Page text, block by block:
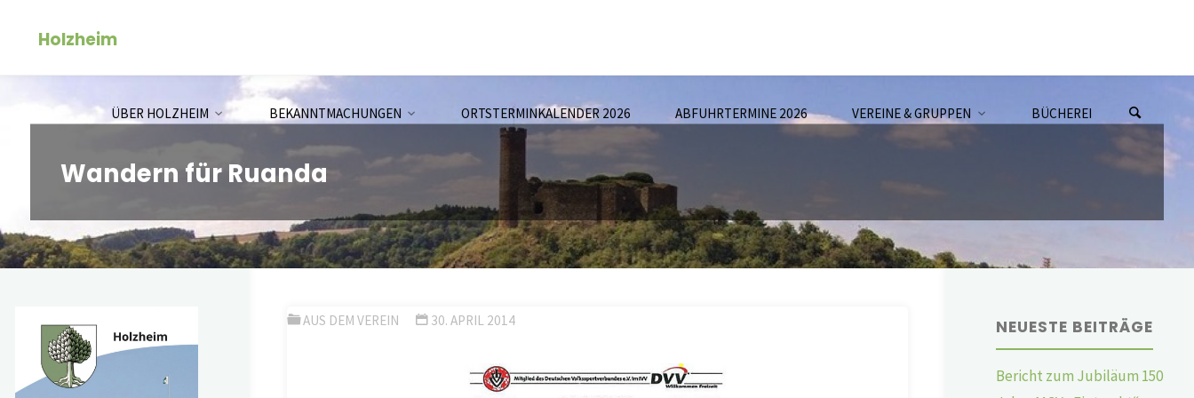
Holzheim
ÜBER HOLZHEIM BEKANNTMACHUNGEN ORTSTERMINKALENDER 2026 ABFUHRTERMINE 2026 VEREINE & GRUPPEN BÜCHEREI
Wandern für Ruanda
AUS DEM VEREIN 30. APRIL 2014 NEUESTE BEITRÄGE
Bericht zum Jubiläum 150